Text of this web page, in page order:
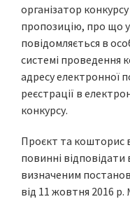
організатор
пропозицію, про що
повідомляється в
системі проведення
адресу електронної
реєстрації в
конкурсу.
Проєкт та кошторис
повинні
визначеним
від 11 жовтня 2016